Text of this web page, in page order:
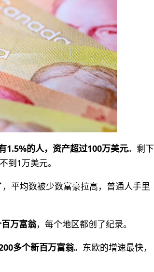
1.5%的人，资产超过100万美元。剩下
到1万美元。
平均数被少数富豪拉高，普通人手里
万富翁，每个地区都创了纪录。
多个新百万富翁。东欧的增速最快，